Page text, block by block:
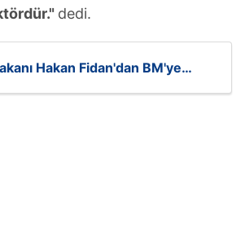
dedi.
Hakan Fidan'dan BM'ye